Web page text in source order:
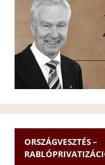
ORSZÁGVESZTÉS –